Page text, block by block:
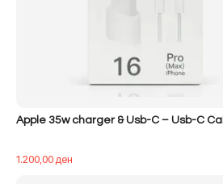
Apple 35w charger & Usb-C – Usb-C
1.200,00ден